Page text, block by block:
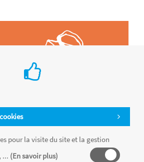
pour la visite du site et la gestion
... (En savoir plus)